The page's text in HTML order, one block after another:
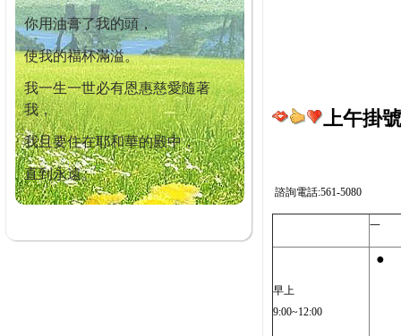
你用油膏了我的頭，
使我的福杯滿溢。
我一生一世必有恩惠慈愛隨著
我，
我且要住在耶和華的殿中，
直到永遠。
上午掛
諮詢電話:561-5080
一
早上
9:00~12:00
●